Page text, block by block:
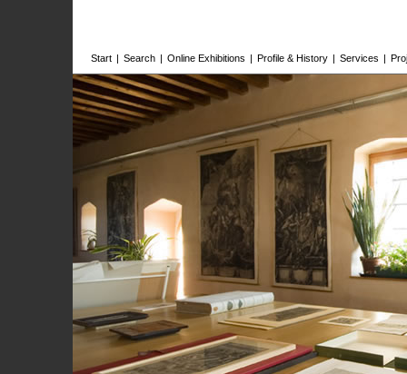
Start | Search | Online Exhibitions | Profile & History | Services |